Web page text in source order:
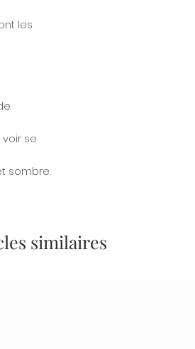
les
se
sombre.
similaires